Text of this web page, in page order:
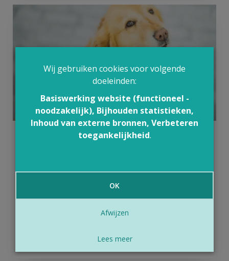
Week van de assistentiehond
de trouwe viervoeters in de kijker die dagelijks mensen
met een beperking bijstaan. Een van de bekendste
voorbeelden zijn de blindengeleidehonden, maar
spelen bij andere aandoeningen zoals motorische en
Wij gebruiken cookies voor volgende
doeleinden:
Basiswerking website (functioneel -
noodzakelijk), Bijhouden statistieken,
Inhoud van externe bronnen, Verbeteren
toegankelijkheid.
OK
Afwijzen
Lees meer